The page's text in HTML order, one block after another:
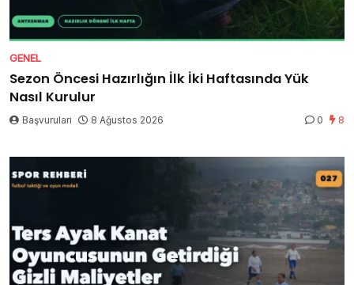
GENEL
Sezon Öncesi Hazırlığın İlk İki Haftasında Yük
Nasıl Kurulur
Başvuruları 8 Ağustos 2026 0 8